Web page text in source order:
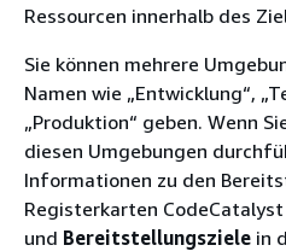
Ressourcen innerhalb des
Sie können mehrere
Namen wie „Entwicklung“,
„Produktion“ geben. Wenn
diesen Umgebungen
Informationen zu den
Registerkarten CodeCatalyst
und Bereitstellungsziele in